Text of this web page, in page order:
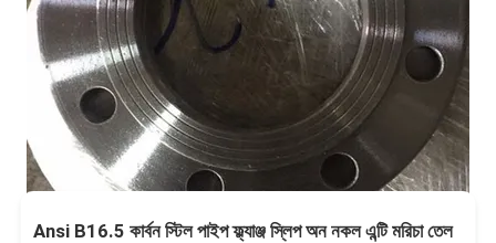
Ansi B16.5 কার্বন স্টিল পাইপ ফ্ল্যাঞ্জ স্লিপ অন নকল এন্টি মরিচা তেল